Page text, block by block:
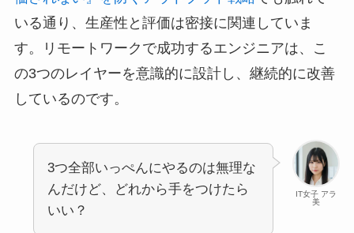
いる通り、生産性と評価は密接に関連していま
す。リモートワークで成功するエンジニアは、こ
の3つのレイヤーを意識的に設計し、継続的に改善
しているのです。
IT女子 アラ
美
3つ全部いっぺんにやるのは無理な
んだけど、どれから手をつけたら
いい？